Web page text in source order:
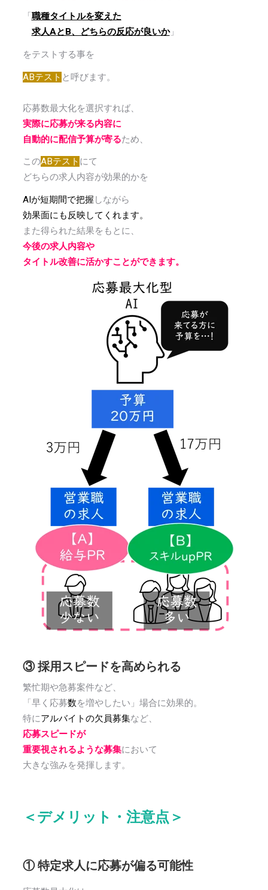
「 職種タイトルを変えた
求人AとB、どちらの反応が良いか」
をテストする事を
ABテスト と呼びます。
応募数最大化を選択すれば、
実際に応募が来る内容に
自動的に配信予算が寄るため、
このABテスト にて
どちらの求人内容が効果的かを
AIが短期間で把握 しながら
効果面にも反映してくれます。
また得られた結果をもとに、
今後の求人内容や
タイトル改善に活かすことができます。
③ 採用スピードを高められる
繁忙期や急募案件など、
「早く応募数を増やしたい」場合に効果的。
特にアルバイトの欠員募集など、
応募スピードが
重要視されるような募集において
大きな強みを発揮します。
＜デメリット・注意点＞
① 特定求人に応募が偏る可能性